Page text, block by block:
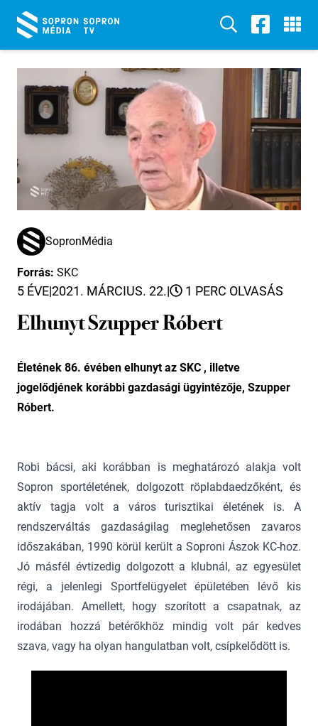
SopronMédia
Forrás: SKC
5 ÉVE|2021. MÁRCIUS. 22.| 1 PERC OLVASÁS
Elhunyt Szupper Róbert
Életének 86. évében elhunyt az SKC , illetve
jogelődjének korábbi gazdasági ügyintézője, Szupper
Róbert.
Robi bácsi, aki korábban is meghatározó alakja volt
Sopron sportéletének, dolgozott röplabdaedzőként, és
aktív tagja volt a város turisztikai életének is. A
rendszerváltás gazdaságilag meglehetősen zavaros
időszakában, 1990 körül került a Soproni Ászok KC-hoz.
Jó másfél évtizedig dolgozott a klubnál, az egyesület
régi, a jelenlegi Sportfelügyelet épületében lévő kis
irodájában. Amellett, hogy szorított a csapatnak, az
irodában hozzá betérőkhöz mindig volt pár kedves
szava, vagy ha olyan hangulatban volt, csípkelődött is.